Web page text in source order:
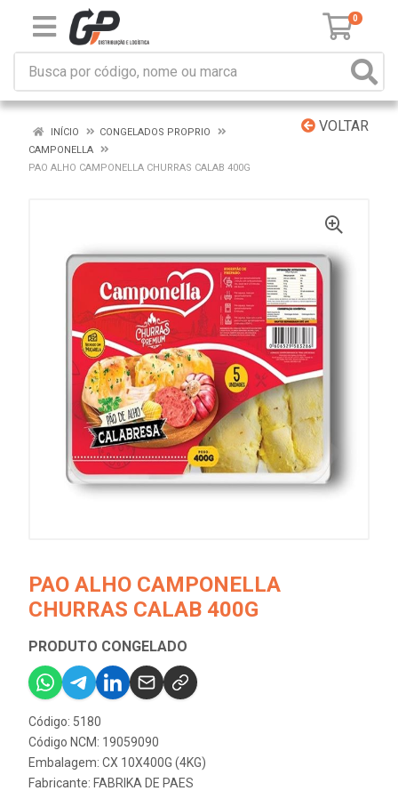
0
VOLTAR
INÍCIO
CONGELADOS PROPRIO
CAMPONELLA
PAO ALHO CAMPONELLA CHURRAS CALAB 400G
PAO ALHO CAMPONELLA
CHURRAS CALAB 400G
PRODUTO CONGELADO
Código: 5180
Código NCM: 19059090
Embalagem: CX 10X400G (4KG)
Fabricante: FABRIKA DE PAES